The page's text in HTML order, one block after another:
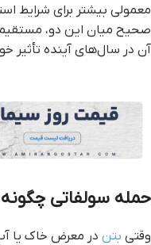
معمولی بیشتر برای شرایط
صحیح میان این دو،
آن در سال‌های آینده تأثیر
حمله سولفاتی
وقتی بتن در معرض خاک یا